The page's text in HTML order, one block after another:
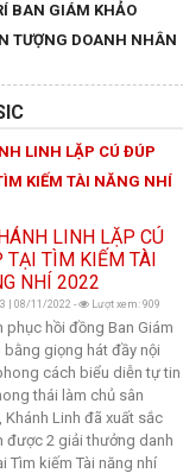
BAN GIÁM KHẢO
TƯỢNG DOANH NHÂN
LINH LẶP CÚ ĐÚP
KIẾM TÀI NĂNG NHÍ
| 08/11/2022 - Lượt xem: 909
phục hồi đồng Ban Giám
bằng giọng hát đầy nội
cách biểu diễn tự tin
thái làm chủ sân
Khánh Linh đã xuất sắc
được 2 giải thưởng danh
Tìm kiếm Tài năng nhí